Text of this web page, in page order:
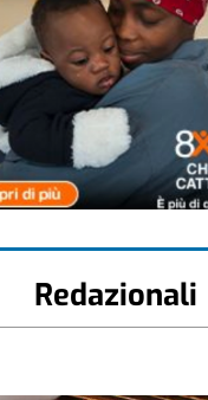
Redazionali